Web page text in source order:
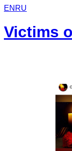
EN RU
Victims